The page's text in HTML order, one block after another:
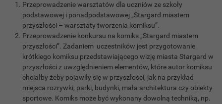
Przeprowadzenie warsztatów dla uczniów ze szkoły
podstawowej i ponadpodstawowej „Stargard miastem
przyszłości – warsztaty tworzenia komiksu”.
Przeprowadzenie konkursu na komiks „Stargard miastem
przyszłości”. Zadaniem uczestników jest przygotowanie
krótkiego komiksu przedstawiającego wizję miasta Stargard w
przyszłości z uwzględnieniem elementów, które autor komiksu
chciałby żeby pojawiły się w przyszłości, jak na przykład
miejsca rozrywki, parki, budynki, mała architektura czy obiekty
sportowe. Komiks może być wykonany dowolną techniką, np.